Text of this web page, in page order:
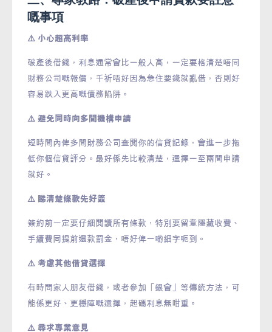
嘅事項
⚠️ 小心超高利率
破產後借錢，利息通常會比一般人高，一定要格清楚唔同
財務公司嘅報價，千祈唔好因為急住要錢就亂借，否則好
容易跌入更高嘅債務陷阱。
⚠️ 避免同時向多間機構申請
短時間內俾多間財務公司查閱你的信貸記錄，會進一步拖
低你個信貸評分。最好係先比較清楚，選擇一至兩間申請
就好。
⚠️ 睇清楚條款先好簽
簽約前一定要仔細閱讀所有條款，特別要留意隱藏收費、
手續費同提前還款罰金，唔好俾一啲細字呃到。
⚠️ 考慮其他借貸選擇
有時問家人朋友借錢，或者參加「銀會」等傳統方法，可
能係更好、更穩陣嘅選擇，起碼利息無咁重。
⚠️ 尋求專業意見